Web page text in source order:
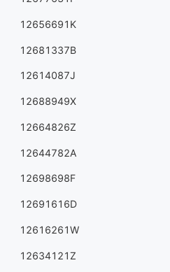
12656691K
12681337B
12614087J
12688949X
12664826Z
12644782A
12698698F
12691616D
12616261W
12634121Z